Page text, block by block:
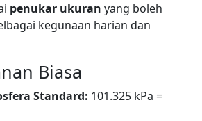
penukar ukuran yang boleh
kegunaan harian dan
Biasa
Standard: 101.325 kPa =